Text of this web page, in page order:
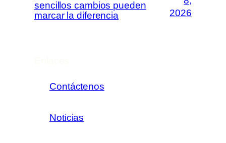
sencillos cambios pueden
marcar la diferencia
2026
Contáctenos
Noticias